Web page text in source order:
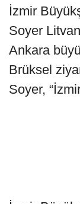
İzmir
Soyer
Ankara
Brüksel
Soyer,